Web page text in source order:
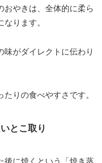
おやきは、全体的に柔ら
ります。
味がダイレクトに伝わり
りの食べやすさです。
とこ取り
後に焼くという「焼き蒸